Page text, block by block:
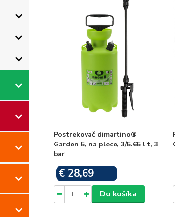
Postrekovač dimartino®
Garden 5, na plece, 3/5.65 lit, 3
bar
€ 28,69
Do košíka